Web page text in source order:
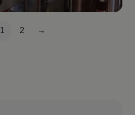
Página
1
Página
2
Siguiente página
→